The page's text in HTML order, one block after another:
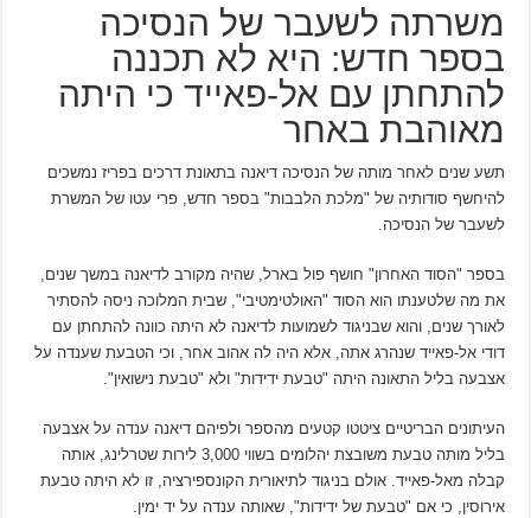
משרתה לשעבר של הנסיכה
בספר חדש: היא לא תכננה
להתחתן עם אל-פאייד כי היתה
מאוהבת באחר
תשע שנים לאחר מותה של הנסיכה דיאנה בתאונת דרכים בפריז נמשכים
להיחשף סודותיה של "מלכת הלבבות" בספר חדש, פרי עטו של המשרת
לשעבר של הנסיכה.
בספר "הסוד האחרון" חושף פול בארל, שהיה מקורב לדיאנה במשך שנים,
את מה שלטענתו הוא הסוד "האולטימטיבי", שבית המלוכה ניסה להסתיר
לאורך שנים, והוא שבניגוד לשמועות לדיאנה לא היתה כוונה להתחתן עם
דודי אל-פאייד שנהרג אתה, אלא היה לה אהוב אחר, וכי הטבעת שענדה על
אצבעה בליל התאונה היתה "טבעת ידידות" ולא "טבעת נישואין".
העיתונים הבריטיים ציטטו קטעים מהספר ולפיהם דיאנה ענדה על אצבעה
בליל מותה טבעת משובצת יהלומים בשווי 3,000 לירות שטרלינג, אותה
קבלה מאל-פאייד. אולם בניגוד לתיאורית הקונספירציה, זו לא היתה טבעת
אירוסין, כי אם "טבעת של ידידות", שאותה ענדה על יד ימין.